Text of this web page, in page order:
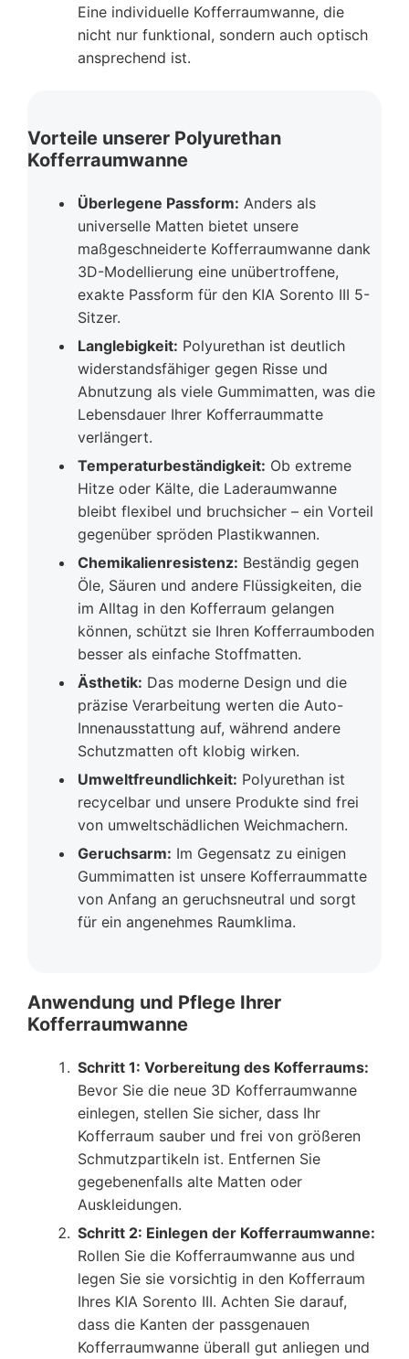
Eine individuelle Kofferraumwanne, die
nicht nur funktional, sondern auch optisch
ansprechend ist.
Vorteile unserer Polyurethan
Kofferraumwanne
Überlegene Passform: Anders als
universelle Matten bietet unsere
maßgeschneiderte Kofferraumwanne dank
3D-Modellierung eine unübertroffene,
exakte Passform für den KIA Sorento III 5-
Sitzer.
Langlebigkeit: Polyurethan ist deutlich
widerstandsfähiger gegen Risse und
Abnutzung als viele Gummimatten, was die
Lebensdauer Ihrer Kofferraummatte
verlängert.
Temperaturbeständigkeit: Ob extreme
Hitze oder Kälte, die Laderaumwanne
bleibt flexibel und bruchsicher – ein Vorteil
gegenüber spröden Plastikwannen.
Chemikalienresistenz: Beständig gegen
Öle, Säuren und andere Flüssigkeiten, die
im Alltag in den Kofferraum gelangen
können, schützt sie Ihren Kofferraumboden
besser als einfache Stoffmatten.
Ästhetik: Das moderne Design und die
präzise Verarbeitung werten die Auto-
Innenausstattung auf, während andere
Schutzmatten oft klobig wirken.
Umweltfreundlichkeit: Polyurethan ist
recycelbar und unsere Produkte sind frei
von umweltschädlichen Weichmachern.
Geruchsarm: Im Gegensatz zu einigen
Gummimatten ist unsere Kofferraummatte
von Anfang an geruchsneutral und sorgt
für ein angenehmes Raumklima.
Anwendung und Pflege Ihrer
Kofferraumwanne
Schritt 1: Vorbereitung des Kofferraums:
Bevor Sie die neue 3D Kofferraumwanne
einlegen, stellen Sie sicher, dass Ihr
Kofferraum sauber und frei von größeren
Schmutzpartikeln ist. Entfernen Sie
gegebenenfalls alte Matten oder
Auskleidungen.
Schritt 2: Einlegen der Kofferraumwanne:
Rollen Sie die Kofferraumwanne aus und
legen Sie sie vorsichtig in den Kofferraum
Ihres KIA Sorento III. Achten Sie darauf,
dass die Kanten der passgenauen
Kofferraumwanne überall gut anliegen und